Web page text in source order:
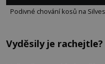
Podivné chování kosů na
Vyděsily je rachejtle?